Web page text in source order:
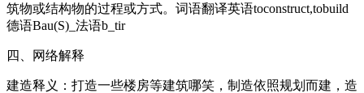
筑物或结构物的过程或方式。词语翻译英语toconstruct,tobuild
德语Bau(S)_法语b_tir
四、网络解释
建造释义：打造一些楼房等建筑哪笑，制造依照规划而建，造